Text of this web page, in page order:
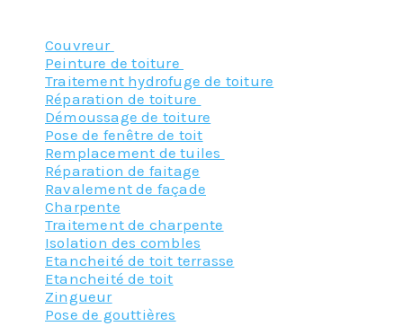
Couvreur
Peinture de toiture
Traitement hydrofuge de toiture
Réparation de toiture
Démoussage de toiture
Pose de fenêtre de toit
Remplacement de tuiles
Réparation de faitage
Ravalement de façade
Charpente
Traitement de charpente
Isolation des combles
Etancheité de toit terrasse
Etancheité de toit
Zingueur
Pose de gouttières